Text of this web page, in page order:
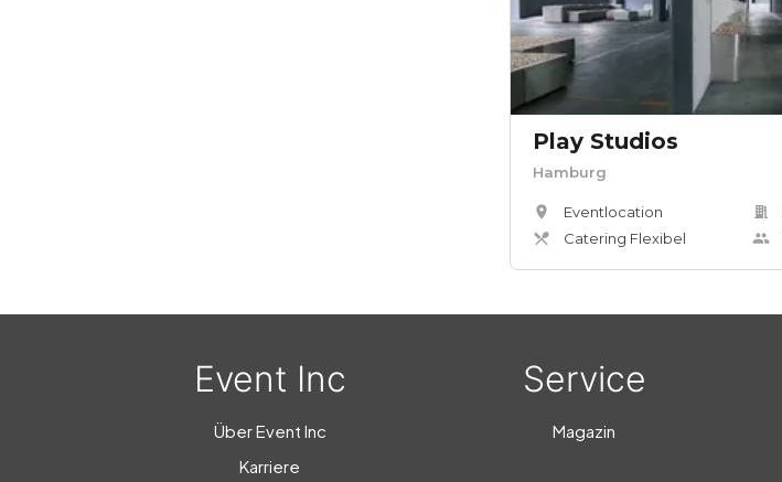
Play Studios
Hamburg
Eventlocation
Catering Flexibel
Event Inc
Über Event Inc
Karriere
Service
Magazin